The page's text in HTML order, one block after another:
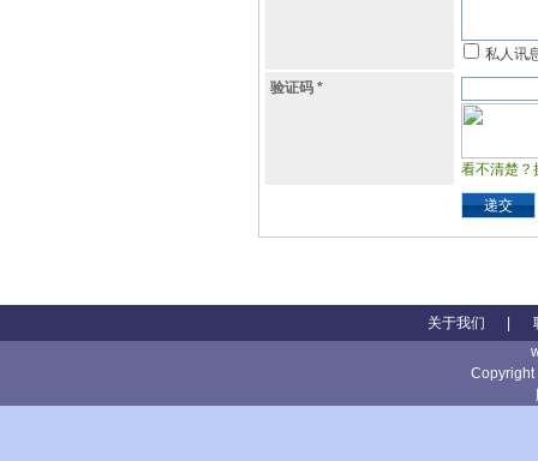
私人讯
验证码 *
看不清楚？
递交
关于我们